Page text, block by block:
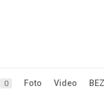
0 Foto Video BEZ